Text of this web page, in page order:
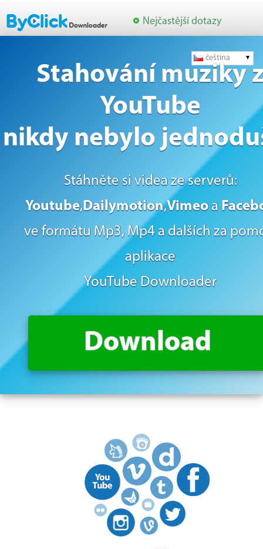
Nejčastější dotazy
čeština
Stahování muziky
YouTube
nikdy nebylo
Stáhněte si videa ze serverů:
Youtube,Dailymotion,Vimeoa
ve formátu Mp3, Mp4 a dalších za
aplikace
YouTube Downloader
Download